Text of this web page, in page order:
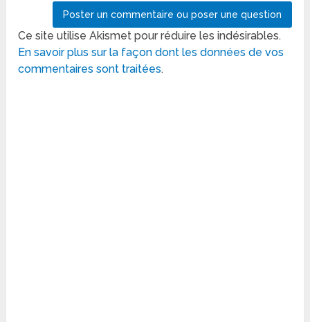
Ce site utilise Akismet pour réduire les indésirables.
En savoir plus sur la façon dont les données de vos
commentaires sont traitées.